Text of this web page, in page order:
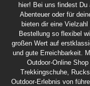
hier! Bei uns findest
Abenteuer oder für
bieten dir eine
Bestellung so flexibel
großen Wert auf
und gute Erreichbarkeit.
Outdoor-Online
Trekkingschuhe,
Outdoor-Erlebnis von